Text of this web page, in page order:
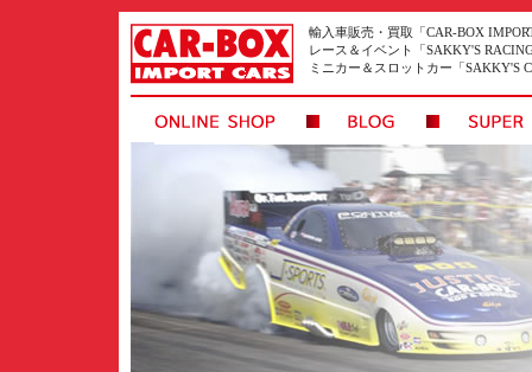
輸入車販売・買取「CAR-BOX
レース＆イベント「SAKKY'S
ミニカー＆スロットカー「SAKKY'S